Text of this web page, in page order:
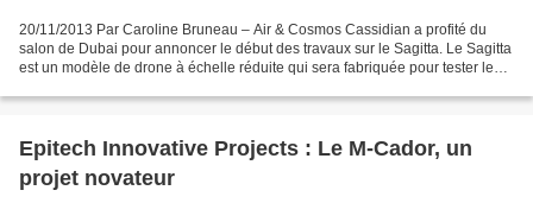
20/11/2013 Par Caroline Bruneau – Air & Cosmos Cassidian a profité du
salon de Dubai pour annoncer le début des travaux sur le Sagitta. Le Sagitta
est un modèle de drone à échelle réduite qui sera fabriquée pour tester les
Epitech Innovative Projects : Le M-Cador, un
projet novateur